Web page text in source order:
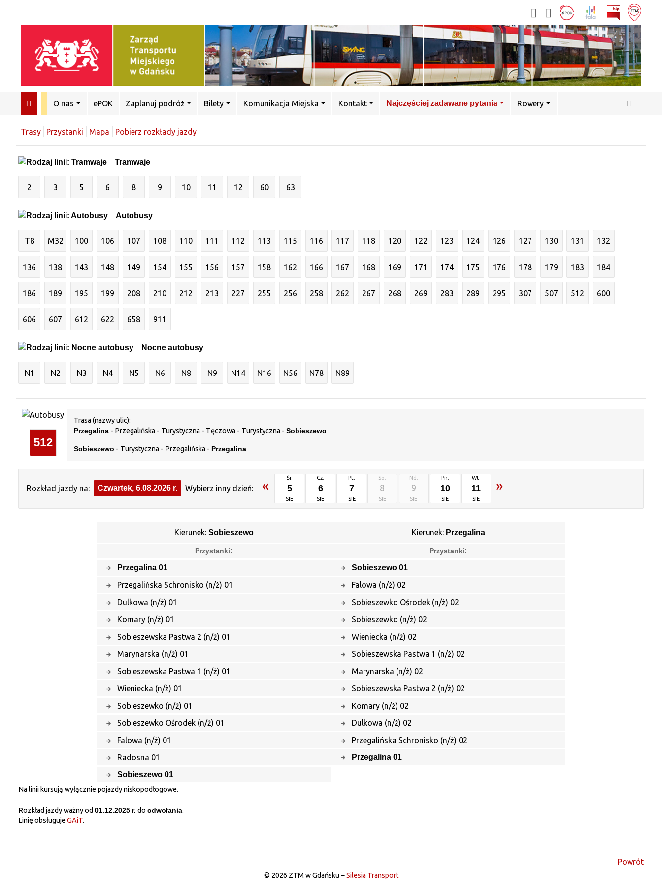
O nas ePOK Zaplanuj podróż Bilety Komunikacja Miejska Kontakt Najczęściej zadawane pytania Rowery
Trasy Przystanki Mapa Pobierz rozkłady jazdy
Tramwaje
2 3 5 6 8 9 10 11 12 60 63
Autobusy
T8 M32 100 106 107 108 110 111 112 113 115 116 117 118 120 122 123 124 126 127 130 131 132
136 138 143 148 149 154 155 156 157 158 162 166 167 168 169 171 174 175 176 178 179 183 184
186 189 195 199 208 210 212 213 227 255 256 258 262 267 268 269 283 289 295 307 507 512 600
606 607 612 622 658 911
Nocne autobusy
N1 N2 N3 N4 N5 N6 N8 N9 N14 N16 N56 N78 N89
512
Trasa (nazwy ulic):
Przegalina- Przegalińska - Turystyczna - Tęczowa - Turystyczna - Sobieszewo
Sobieszewo - Turystyczna - Przegalińska - Przegalina
Rozkład jazdy na: Czwartek, 6.08.2026 r. Wybierz inny dzień: « Śr.
5
SIE
Cz.
6
SIE
Pt.
7
SIE
So.
8
SIE
Nd.
9
SIE
Pn.
10
SIE
Wt.
11
SIE
»
Kierunek: Sobieszewo
Przystanki:
Przegalina 01
Przegalińska Schronisko (n/ż) 01
Dulkowa (n/ż) 01
Komary (n/ż) 01
Sobieszewska Pastwa 2 (n/ż) 01
Marynarska (n/ż) 01
Sobieszewska Pastwa 1 (n/ż) 01
Wieniecka (n/ż) 01
Sobieszewko (n/ż) 01
Sobieszewko Ośrodek (n/ż) 01
Falowa (n/ż) 01
Radosna 01
Sobieszewo 01
Kierunek: Przegalina
Przystanki:
Sobieszewo 01
Falowa (n/ż) 02
Sobieszewko Ośrodek (n/ż) 02
Sobieszewko (n/ż) 02
Wieniecka (n/ż) 02
Sobieszewska Pastwa 1 (n/ż) 02
Marynarska (n/ż) 02
Sobieszewska Pastwa 2 (n/ż) 02
Komary (n/ż) 02
Dulkowa (n/ż) 02
Przegalińska Schronisko (n/ż) 02
Przegalina 01
Na linii kursują wyłącznie pojazdy niskopodłogowe.
Rozkład jazdy ważny od 01.12.2025 r. do odwołania.
Linię obsługuje GAiT.
Powrót
© 2026 ZTM w Gdańsku −Silesia Transport